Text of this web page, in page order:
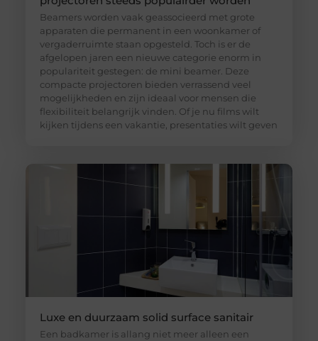
Beamers worden vaak geassocieerd met grote
apparaten die permanent in een woonkamer of
vergaderruimte staan opgesteld. Toch is er de
afgelopen jaren een nieuwe categorie enorm in
populariteit gestegen: de mini beamer. Deze
compacte projectoren bieden verrassend veel
mogelijkheden en zijn ideaal voor mensen die
flexibiliteit belangrijk vinden. Of je nu films wilt
kijken tijdens een vakantie, presentaties wilt geven
Luxe en duurzaam solid surface sanitair
Een badkamer is allang niet meer alleen een